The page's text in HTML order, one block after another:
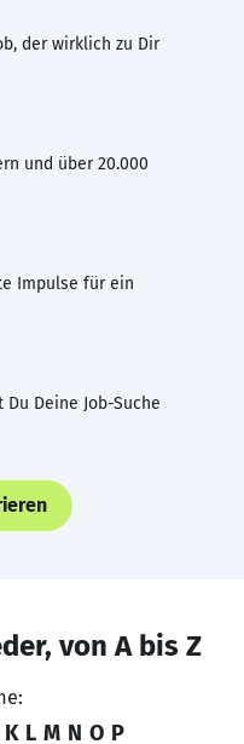
der wirklich zu Dir
und über 20.000
Impulse für ein
Deine Job-Suche
von A bis Z
K L M N O P